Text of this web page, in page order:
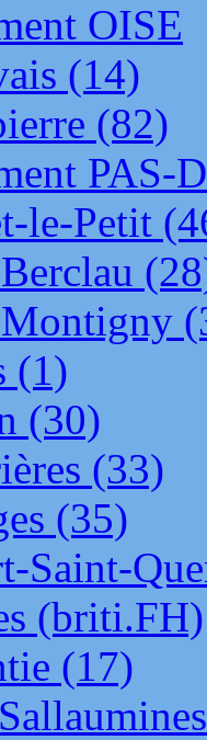
OISE
(14)
(82)
PAS-
le-Petit
(1)
(30)
(33)
(35)
Saint-
(briti.FH)
(17)